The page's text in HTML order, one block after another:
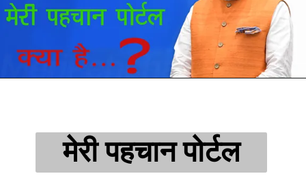
मेरी पहचान पोर्टल